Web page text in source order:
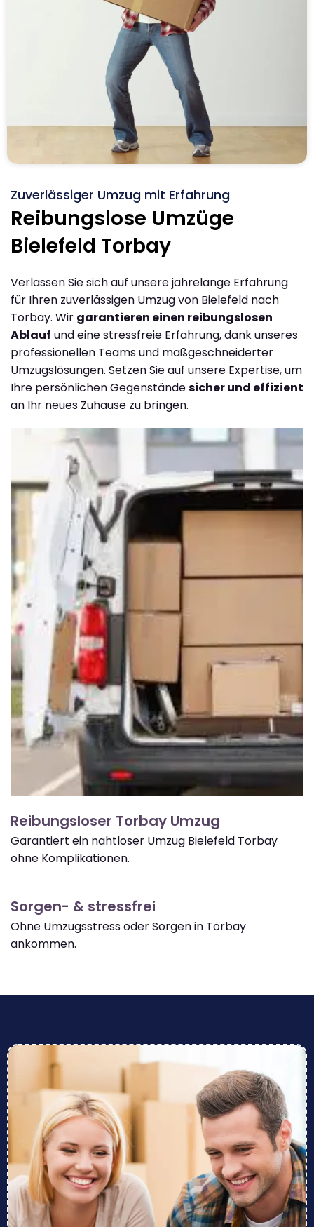
Zuverlässiger Umzug mit Erfahrung
Reibungslose Umzüge
Bielefeld Torbay
Verlassen Sie sich auf unsere jahrelange Erfahrung
für Ihren zuverlässigen Umzug von Bielefeld nach
Torbay. Wir garantieren einen reibungslosen
Ablauf und eine stressfreie Erfahrung, dank unseres
professionellen Teams und maßgeschneiderter
Umzugslösungen. Setzen Sie auf unsere Expertise, um
Ihre persönlichen Gegenständesicher und effizient
an Ihr neues Zuhause zu bringen.
Reibungsloser Torbay Umzug
Garantiert ein nahtloser Umzug Bielefeld Torbay
ohne Komplikationen.
Sorgen- & stressfrei
Ohne Umzugsstress oder Sorgen in Torbay
ankommen.